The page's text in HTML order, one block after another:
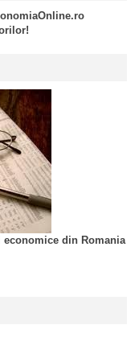
din Romania